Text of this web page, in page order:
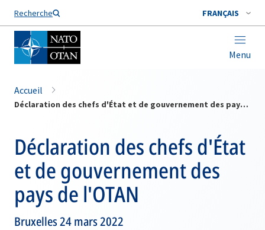
Recherche FRANÇAIS
Menu
Nom de famille*
Accueil
Déclaration des chefs d'État et de gouvernement des pays de l'OTAN
Déclaration des chefs d'État
et de gouvernement des
pays de l'OTAN
Bruxelles 24 mars 2022